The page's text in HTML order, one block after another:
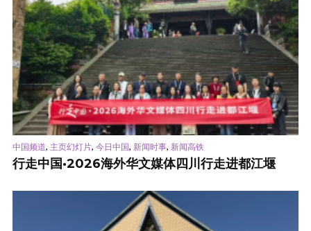
中国频道, 主页幻灯片, 今日中国, 新闻时事, 新闻高铁
行走中国·2026海外华文媒体四川行走进都江堰